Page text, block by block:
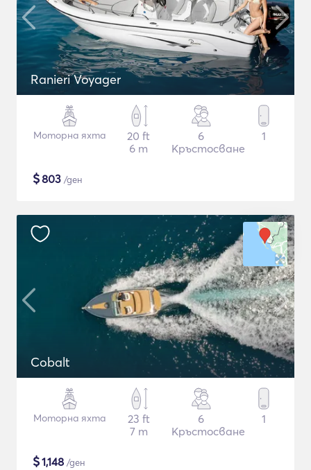
Ranieri Voyager
Моторна яхта
20 ft
6 m
6
Кръстосване
1
$803 /ден
Cobalt
Моторна яхта
23 ft
7 m
6
Кръстосване
1
$1,148 /ден